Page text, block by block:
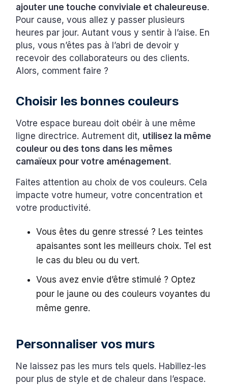
ajouter une touche conviviale et chaleureuse.
Pour cause, vous allez y passer plusieurs
heures par jour. Autant vous y sentir à l’aise. En
plus, vous n’êtes pas à l’abri de devoir y
recevoir des collaborateurs ou des clients.
Alors, comment faire ?
Choisir les bonnes couleurs
Votre espace bureau doit obéir à une même
ligne directrice. Autrement dit, utilisez la même
couleur ou des tons dans les mêmes
camaïeux pour votre aménagement.
Faites attention au choix de vos couleurs. Cela
impacte votre humeur, votre concentration et
votre productivité.
Vous êtes du genre stressé ? Les teintes
apaisantes sont les meilleurs choix. Tel est
le cas du bleu ou du vert.
Vous avez envie d’être stimulé ? Optez
pour le jaune ou des couleurs voyantes du
même genre.
Personnaliser vos murs
Ne laissez pas les murs tels quels. Habillez-les
pour plus de style et de chaleur dans l’espace.